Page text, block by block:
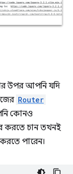
উপর আপনি যদি
Router
কোনও
করতে চান তখনই
পারেন।